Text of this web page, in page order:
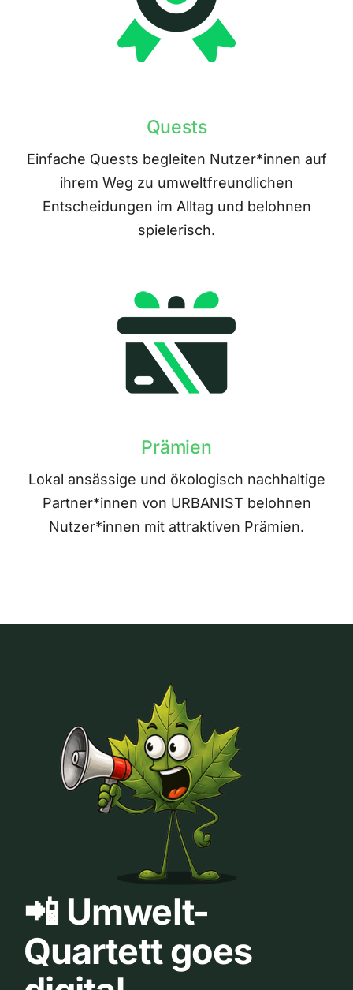
Quests
Einfache Quests begleiten Nutzer*innen auf
ihrem Weg zu umweltfreundlichen
Entscheidungen im Alltag und belohnen
spielerisch.
Prämien
Lokal ansässige und ökologisch nachhaltige
Partner*innen von URBANIST belohnen
Nutzer*innen mit attraktiven Prämien.
📲 Umwelt-
Quartett goes